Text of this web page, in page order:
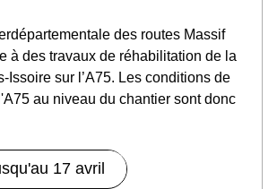
des routes Massif
à des travaux de réhabilitation de la
Issoire sur l’A75. Les conditions de
au niveau du chantier sont donc
17 avril